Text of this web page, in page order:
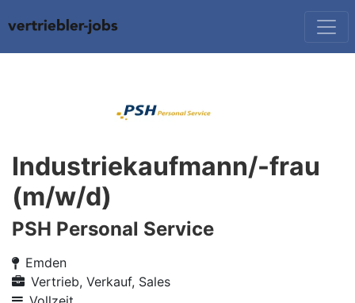
Industriekaufmann/-frau
(m/w/d)
PSH Personal Service
Emden
Vertrieb, Verkauf, Sales